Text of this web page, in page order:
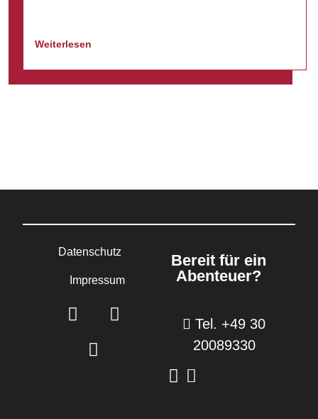
Weiterlesen
Datenschutz
Impressum
Bereit für ein
Abenteuer?
Tel. +49 30
20089330